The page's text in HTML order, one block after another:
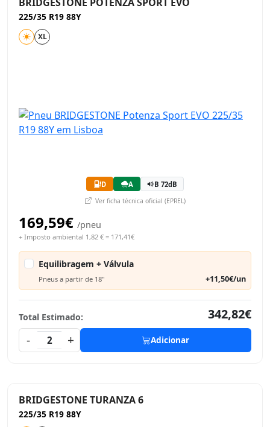
225/35 R19 88Y
XL
D A B 72dB
Ver ficha técnica oficial (EPREL)
169,59€ /pneu
+ Imposto ambiental 1,82 € = 171,41€
Equilibragem + Válvula
Pneus a partir de 18" +11,50€/un
Total Estimado:
342,82€
-
2 + Adicionar
BRIDGESTONE TURANZA 6
225/35 R19 88Y